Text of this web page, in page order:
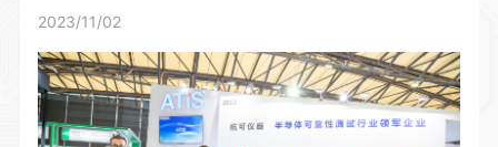
2023/11/02